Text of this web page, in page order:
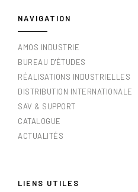
NAVIGATION
AMOS INDUSTRIE
BUREAU D'ÉTUDES
RÉALISATIONS INDUSTRIELLES
DISTRIBUTION INTERNATIONALE
SAV & SUPPORT
CATALOGUE
ACTUALITÉS
LIENS UTILES